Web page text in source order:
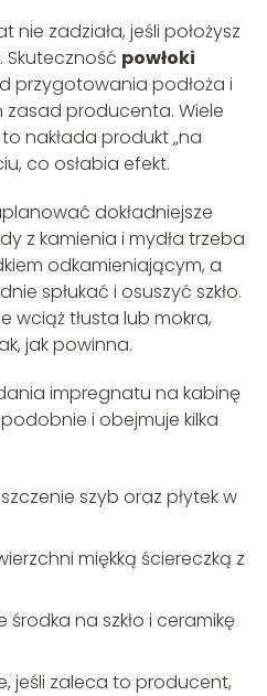
zadziała, jeśli położysz
Skuteczność powłoki
przygotowania podłoża i
producenta. Wiele
nakłada produkt „na
co osłabia efekt.
dokładniejsze
z kamienia i mydła trzeba
odkamieniającym, a
spłukać i osuszyć szkło.
wciąż tłusta lub mokra,
jak powinna.
impregnatu na kabinę
i obejmuje kilka
szyb oraz płytek w
miękką ściereczką z
na szkło i ceramikę
jeśli zaleca to producent,